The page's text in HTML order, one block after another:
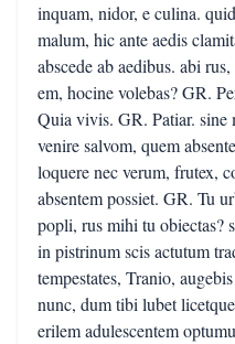
inquam, nidor, e culina.
malum, hic ante aedis
abscede ab aedibus. abi
em, hocine volebas? GR.
Quia vivis. GR. Patiar. sine
venire salvom, quem
loquere nec verum, frutex,
absentem possiet. GR. Tu
popli, rus mihi tu obiectas?
in pistrinum scis actutum
tempestates, Tranio,
nunc, dum tibi lubet
erilem adulescentem